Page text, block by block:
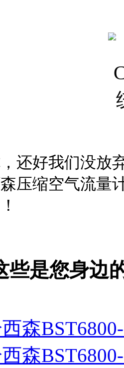
还好我们没放
压缩空气流量
些是您身边
森
森